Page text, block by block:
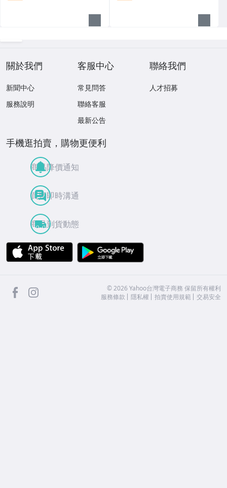
關於我們
新聞中心
服務說明
客服中心
常見問答
聯絡客服
最新公告
聯絡我們
人才招募
手機逛拍賣，購物更便利
商品降價通知
買賣即時溝通
商品到貨動態
APP Store
facebook ©2026 Yahoo台灣電子商務 保留所有權利
服務條款
隱私權 拍賣使用規範 交易安全